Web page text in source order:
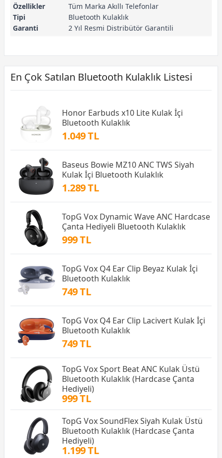
Özellikler
Tüm Marka Akıllı Telefonlar
Tipi
Bluetooth Kulaklık
Garanti
2 Yıl Resmi Distribütör Garantili
En Çok Satılan Bluetooth Kulaklık Listesi
Honor Earbuds x10 Lite Kulak İçi
Bluetooth Kulaklık
1.049 TL
Baseus Bowie MZ10 ANC TWS Siyah
Kulak İçi Bluetooth Kulaklık
1.289 TL
TopG Vox Dynamic Wave ANC Hardcase
Çanta Hediyeli Bluetooth Kulaklık
999 TL
TopG Vox Q4 Ear Clip Beyaz Kulak İçi
Bluetooth Kulaklık
749 TL
TopG Vox Q4 Ear Clip Lacivert Kulak İçi
Bluetooth Kulaklık
749 TL
TopG Vox Sport Beat ANC Kulak Üstü
Bluetooth Kulaklık (Hardcase Çanta
Hediyeli)
999 TL
TopG Vox SoundFlex Siyah Kulak Üstü
Bluetooth Kulaklık (Hardcase Çanta
Hediyeli)
1.199 TL